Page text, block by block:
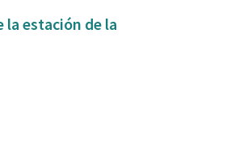
la estación de la